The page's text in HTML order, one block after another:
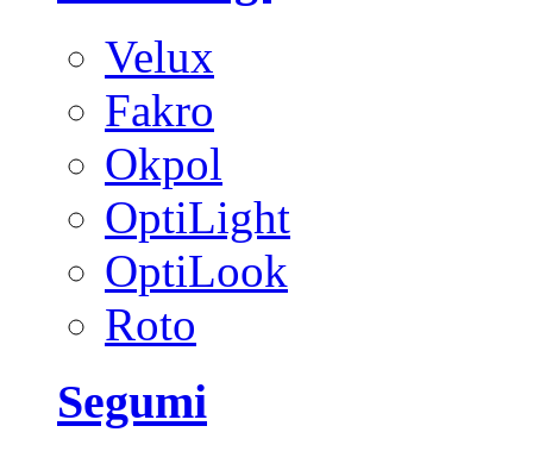
Velux
Fakro
Okpol
OptiLight
OptiLook
Roto
Segumi